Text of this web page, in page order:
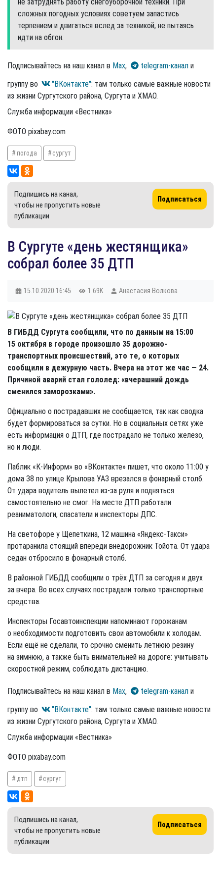
сложных погодных условиях советуем запастись
терпением и двигаться вслед за техникой, не пытаясь
идти на обгон.
Подписывайтесь на наш канал в Max, telegram-канал и
группу во
"ВКонтакте": там только самые важные новости
из жизни Сургутского района, Сургута и ХМАО.
Служба информации «Вестника»
ФОТО pixabay.com
погода сургут
Подпишись на канал,
чтобы не пропустить новые
публикации
Подписаться
В Сургуте «день жестянщика»
собрал более 35 ДТП
15.10.2020 16:45 1.69K Анастасия Волкова
В ГИБДД Сургута сообщили, что по данным на 15:00
15 октября в городе произошло 35 дорожно-
транспортных происшествий, это те, о которых
сообщили в дежурную часть. Вчера на этот же час — 24.
Причиной аварий стал гололед: «вчерашний дождь
сменился заморозками».
Официально о пострадавших не сообщается, так как сводка
будет формироваться за сутки. Но в социальных сетях уже
есть информация о ДТП, где пострадало не только железо,
но и люди.
Паблик «К-Информ» во «ВКонтакте» пишет, что около 11:00 у
дома 38 по улице Крылова УАЗ врезался в фонарный столб.
От удара водитель вылетел из-за руля и подняться
самостоятельно не смог. На месте ДТП работали
реаниматологи, спасатели и инспекторы ДПС.
На светофоре у Щепеткина, 12 машина «Яндекс-Такси»
протаранила стоящий впереди внедорожник Тойота. От удара
седан отбросило в фонарный столб.
В районной ГИБДД сообщили о трёх ДТП за сегодня и двух
за вчера. Во всех случаях пострадали только транспортные
средства.
Инспекторы Госавтоинспекции напоминают горожанам
о необходимости подготовить свои автомобили к холодам.
Если ещё не сделали, то срочно сменить летнюю резину
на зимнюю, а также быть внимательней на дороге: учитывать
скоростной режим, соблюдать дистанцию.
Подписывайтесь на наш канал в Max, telegram-канал и
группу во
"ВКонтакте": там только самые важные новости
из жизни Сургутского района, Сургута и ХМАО.
Служба информации «Вестника»
ФОТО pixabay.com
дтп сургут
Подпишись на канал,
чтобы не пропустить новые
публикации
Подписаться